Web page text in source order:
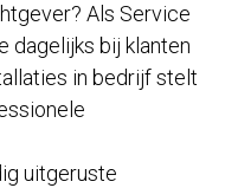
Als Service
dagelijks bij klanten
in bedrijf stelt
uitgeruste